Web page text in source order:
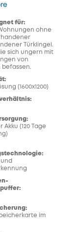
Unit
Video Doorbell C210
für:
ohne
Türklingel.
sich ungern mit
von
befassen.
(1600x1200)
Akku (120 Tage
und
im